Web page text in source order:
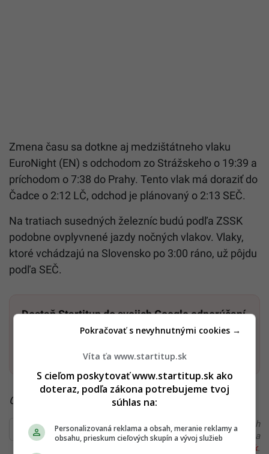
Zmena času sa dotkne aj medzištátneho vlaku
EuroNight (EN) s odchodom zo Strážskeho o 19:39 a
príchodom o 7:38 do Prahy. Tento vlak má doraziť do
Čadce o 2:12 LČ, odchod je plánovaný o 2:13 SEČ.
Na tratiach susedných železníc budú podľa ZSSK
podobne ovplyvnené jazdy nočných vlakov. Vlaky,
ktoré vchádzajú na Slovensko po 3:00 ráno, už pôjdu
podľa SEČ.
Dostaň Startitup do svojich Google odporúčaní
Startitup, odkaz sa otvorí v
Čítaj viac z kategórie: Zo Slovenska
Ďakujeme, že čítaš Startitup. V prípade, že máš postreh
alebo si našiel v článku chybu, napíš nám na
redakcia@startitup.sk.
Víta ťa www.startitup.sk
S cieľom poskytovať www.startitup.sk ako
doteraz, podľa zákona potrebujeme tvoj
súhlas na:
Personalizovaná reklama a obsah, meranie reklamy a
obsahu, prieskum cieľových skupín a vývoj služieb
Pokračovať s nevyhnutnými cookies →